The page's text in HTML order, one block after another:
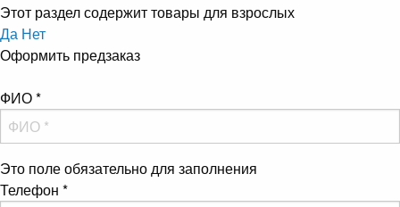
Этот раздел содержит товары для взрослых
Да Нет
Оформить предзаказ
ФИО*
Это поле обязательно для заполнения
Телефон *